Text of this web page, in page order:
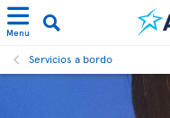
Menu
Servicios a bordo